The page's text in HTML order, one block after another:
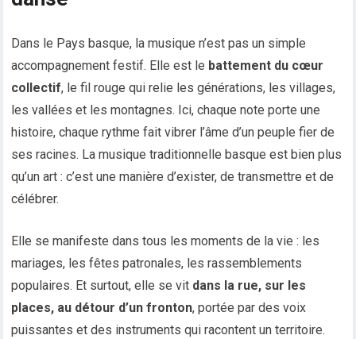
Dans le Pays basque, la musique n’est pas un simple
accompagnement festif. Elle est le battement du cœur
collectif, le fil rouge qui relie les générations, les villages,
les vallées et les montagnes. Ici, chaque note porte une
histoire, chaque rythme fait vibrer l’âme d’un peuple fier de
ses racines. La musique traditionnelle basque est bien plus
qu’un art : c’est une manière d’exister, de transmettre et de
célébrer.
Elle se manifeste dans tous les moments de la vie : les
mariages, les fêtes patronales, les rassemblements
populaires. Et surtout, elle se vit dans la rue, sur les
places, au détour d’un fronton, portée par des voix
puissantes et des instruments qui racontent un territoire.